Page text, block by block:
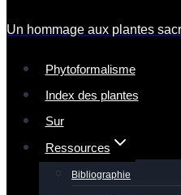
Un hommage aux plantes
Phytoformalisme
Index des plantes
Sur
Ressources
Bibliographie